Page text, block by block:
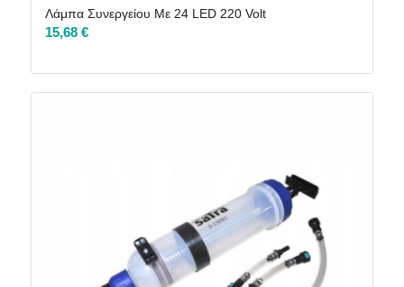
Λάμπα Συνεργείου Με 24 LED 220 Volt
15,68 €